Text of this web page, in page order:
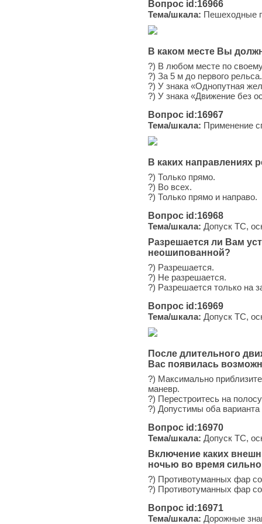
Вопрос id:16966
Тема/шкала: Пешеходные
В каком месте Вы
?) В любом месте по
?) За 5 м до первого рельса.
?) У знака «Однопутная
?) У знака «Движение без
Вопрос id:16967
Тема/шкала: Применение
В каких направлениях
?) Только прямо.
?) Во всех.
?) Только прямо и направо.
Вопрос id:16968
Тема/шкала: Допуск ТС,
Разрешается ли Вам
неошипованной?
?) Разрешается.
?) Не разрешается.
?) Разрешается только на
Вопрос id:16969
Тема/шкала: Допуск ТС,
После длительного
Вас появилась
?) Максимально
маневр.
?) Перестроитесь на
?) Допустимы оба варианта
Вопрос id:16970
Тема/шкала: Допуск ТС,
Включение каких
ночью во время
?) Противотуманных фар
?) Противотуманных фар
Вопрос id:16971
Тема/шкала: Дорожные